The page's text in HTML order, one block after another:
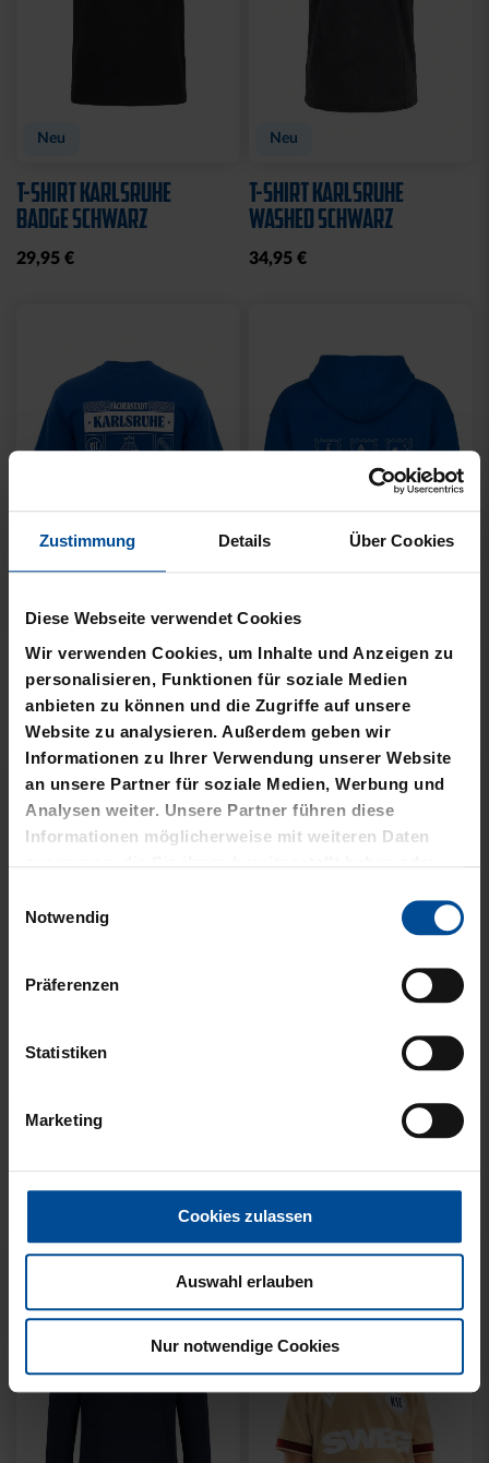
Zustimmung Details Über Cookies
Diese Webseite verwendet Cookies
Wir verwenden Cookies, um Inhalte und Anzeigen zu
personalisieren, Funktionen für soziale Medien
anbieten zu können und die Zugriffe auf unsere
Website zu analysieren. Außerdem geben wir
Informationen zu Ihrer Verwendung unserer Website
an unsere Partner für soziale Medien, Werbung und
Analysen weiter. Unsere Partner führen diese
Informationen möglicherweise mit weiteren Daten
gesammelt haben.
Notwendig
Präferenzen
Statistiken
Marketing
Cookies zulassen
Auswahl erlauben
Nur notwendige Cookies
Neu
T-SHIRT KARLSRUHE
BADGE SCHWARZ
29,95 €
Neu
T-SHIRT KARLSRUHE
WASHED SCHWARZ
34,95 €
Neu
T-SHIRT STADTMOMENTE
29,95 €
Neu
HOODIE STADTMOMENTE
59,95 €
SWEATER KARLSRUHE SWEATER KARLSRUHE